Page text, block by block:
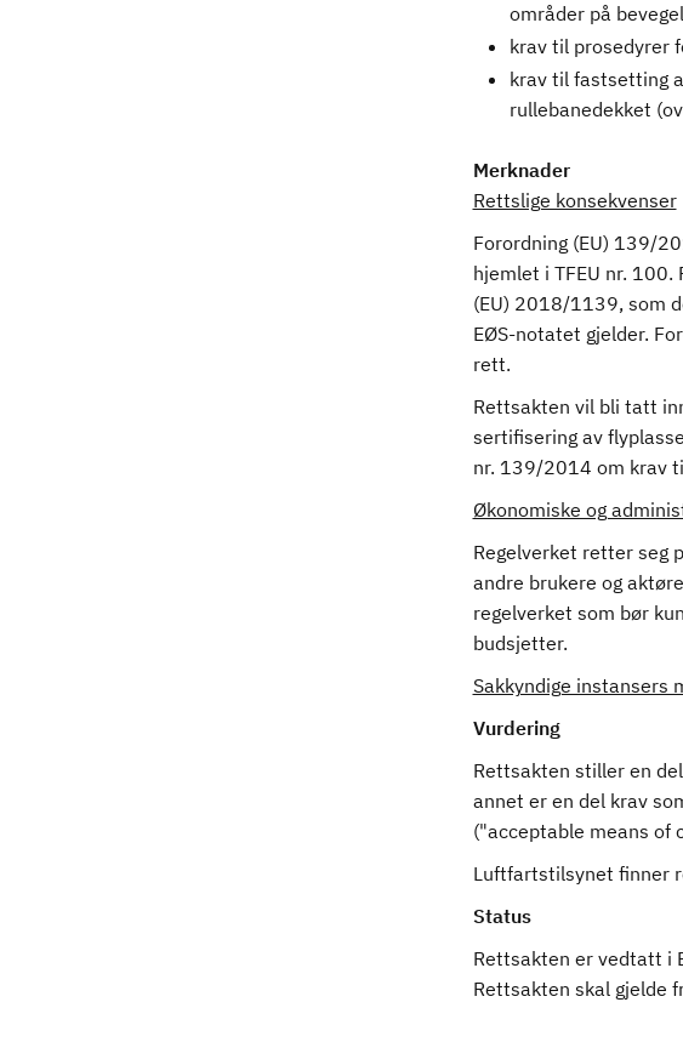
områder på
krav til prosedyrer
krav til fastsetting
rullebanedekket
Merknader
Rettslige konsekvenser
Forordning (EU) 139/
hjemlet i TFEU nr.
(EU) 2018/1139, som
EØS-notatet gjelder.
rett.
Rettsakten vil bli tatt
sertifisering av
nr. 139/2014 om krav
Økonomiske og
Regelverket retter seg
andre brukere og
regelverket som bør
budsjetter.
Sakkyndige instansers
Vurdering
Rettsakten stiller en
annet er en del krav
("acceptable means of
Luftfartstilsynet finner
Status
Rettsakten er vedtatt i
Rettsakten skal gjelde